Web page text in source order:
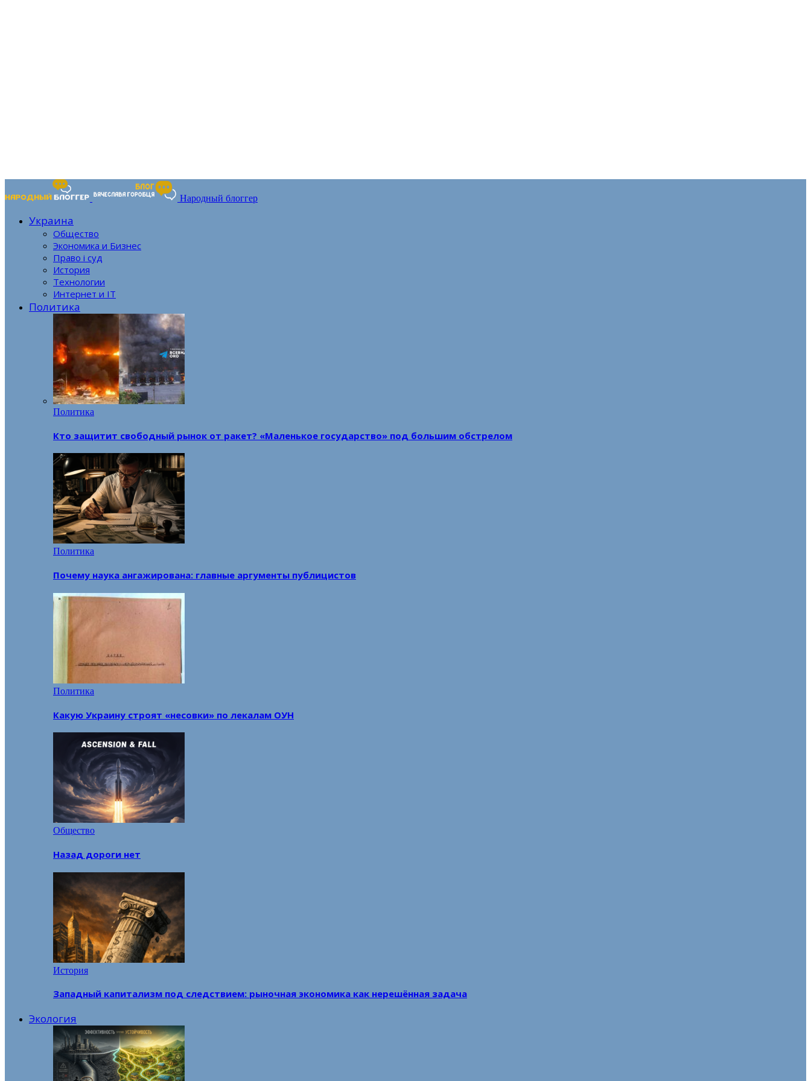
Народный блоггер
Украина
Общество
Экономика и Бизнес
Право і суд
История
Технологии
Интернет и IT
Политика
Политика
Кто защитит свободный рынок от ракет? «Маленькое государство» под большим обстрелом
Политика
Почему наука ангажирована: главные аргументы публицистов
Политика
Какую Украину строят «несовки» по лекалам ОУН
Общество
Назад дороги нет
История
Западный капитализм под следствием: рыночная экономика как нерешённая задача
Экология